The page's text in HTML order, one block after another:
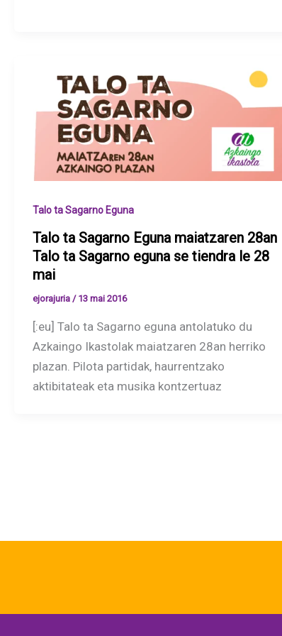
Talo ta Sagarno Eguna
Talo ta Sagarno Eguna maiatzaren 28an
Talo ta Sagarno eguna se tiendra le 28
mai
ejorajuria / 13 mai 2016
[:eu] Talo ta Sagarno eguna antolatuko du
Azkaingo Ikastolak maiatzaren 28an herriko
plazan. Pilota partidak, haurrentzako
aktibitateak eta musika kontzertuaz